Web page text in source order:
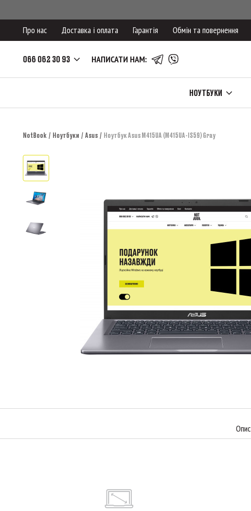
Про нас Доставка і оплата Гарантія Обмін та повернення
066 062 30 93 НАПИСАТИ НАМ:
НОУТБУКИ
NotBook Ноутбуки Asus Ноутбук Asus M415UA (M415UA-IS59) Gray
Опис